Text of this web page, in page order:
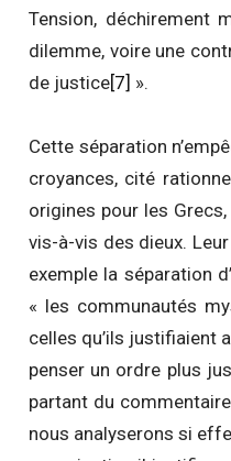
Tension, déchirement
dilemme, voire une
de justice[7] ».
Cette séparation
croyances, cité
origines pour les
vis-à-vis des dieux.
exemple la séparation
« les communautés
celles qu’ils justifiaient
penser un ordre plus
partant du commentaire
nous analyserons si